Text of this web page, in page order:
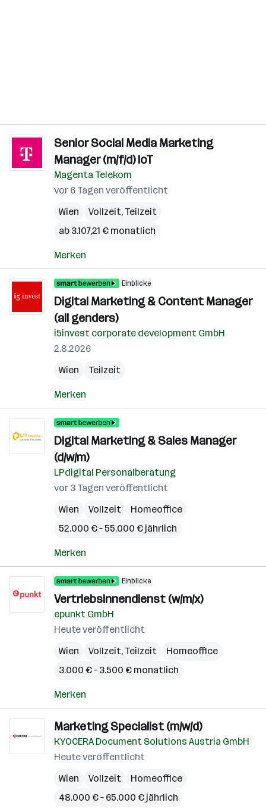
Senior Social Media Marketing
Manager (m/f/d) IoT
Magenta Telekom
vor 6 Tagen veröffentlicht
Wien
Vollzeit, Teilzeit
ab 3.107,21 € monatlich
Merken
Einblicke
Digital Marketing & Content Manager
(all genders)
i5invest corporate development GmbH
2.8.2026
Wien
Teilzeit
Merken
Digital Marketing & Sales Manager
(d/w/m)
LPdigital Personalberatung
vor 3 Tagen veröffentlicht
Wien
Vollzeit
Homeoffice
52.000 € – 55.000 € jährlich
Merken
Einblicke
Vertriebsinnendienst (w/m/x)
epunkt GmbH
Heute veröffentlicht
Wien
Vollzeit, Teilzeit
Homeoffice
3.000 € – 3.500 € monatlich
Merken
Marketing Specialist (m/w/d)
KYOCERA Document Solutions Austria GmbH
Heute veröffentlicht
Wien
Vollzeit
Homeoffice
48.000 € – 65.000 € jährlich